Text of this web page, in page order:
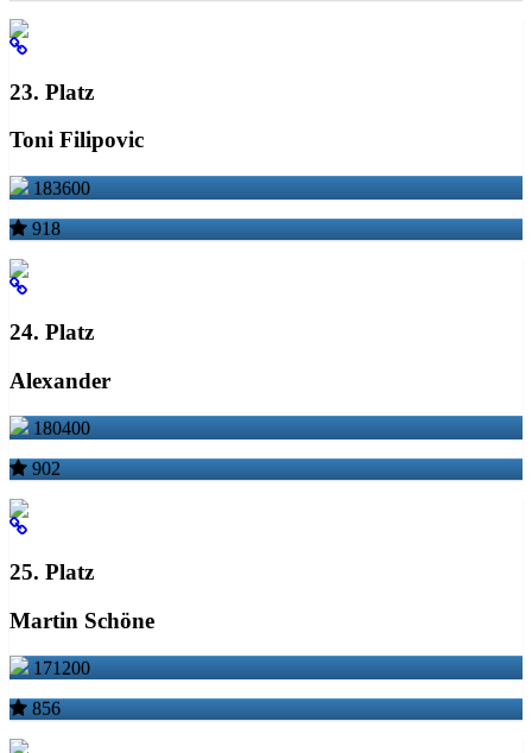
23. Platz
Toni Filipovic
183600
918
24. Platz
Alexander
180400
902
25. Platz
Martin Schöne
171200
856